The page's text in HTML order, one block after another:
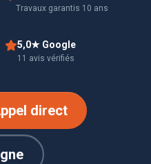
Travaux garantis 10 ans
5,0★ Google
11 avis vérifiés
direct